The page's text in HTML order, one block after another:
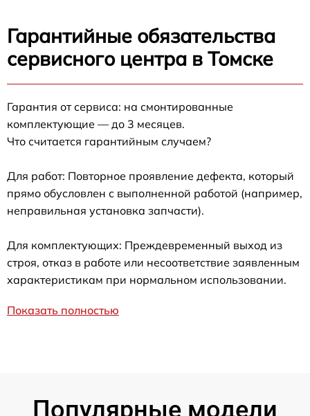
Гарантийные обязательства
сервисного центра в Томске
Гарантия от сервиса: на смонтированные
комплектующие — до 3 месяцев.
Что считается гарантийным случаем?
Для работ: Повторное проявление дефекта, который
прямо обусловлен с выполненной работой (например,
неправильная установка запчасти).
Для комплектующих: Преждевременный выход из
строя, отказ в работе или несоответствие заявленным
характеристикам при нормальном использовании.
Показать полностью
Популярные модели